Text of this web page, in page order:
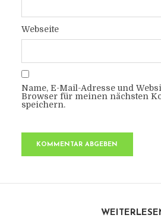
Webseite
Name, E-Mail-Adresse und
Browser für meinen nächsten
speichern.